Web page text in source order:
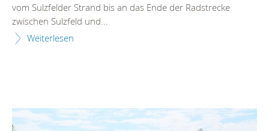
vom Sulzfelder Strand bis an das Ende der Radstrecke
zwischen Sulzfeld und...
Weiterlesen